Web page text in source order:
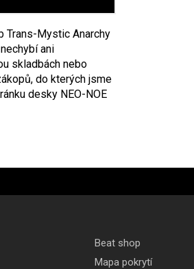
Trans-Mystic Anarchy
ani
skladbách nebo
do kterých jsme
desky NEO-NOE
Beat shop
Mapa pokrytí